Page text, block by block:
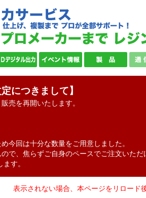
につきまして】
売を再開いたします。
今回は十分な数量をご用意しました。
で、焦らずご自身のペースでご注文いただ
す。
表示されない場合、本ページをリロード